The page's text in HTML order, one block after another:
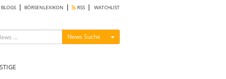
BLOGS BÖRSENLEXIKON RSS WATCHLIST
News Suche Menü ein-/ausblenden